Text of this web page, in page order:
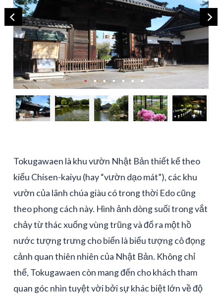
Tokugawaen là khu vườn Nhật Bản thiết kế theo
kiểu Chisen-kaiyu (hay “vườn dạo mát”), các khu
vườn của lãnh chúa giàu có trong thời Edo cũng
theo phong cách này. Hình ảnh dòng suối trong vắt
chảy từ thác xuống vùng trũng và đổ ra một hồ
nước tượng trưng cho biển là biểu tượng cô đọng
cảnh quan thiên nhiên của Nhật Bản. Không chỉ
thế, Tokugawaen còn mang đến cho khách tham
quan góc nhìn tuyệt vời bởi sự khác biệt lớn về độ